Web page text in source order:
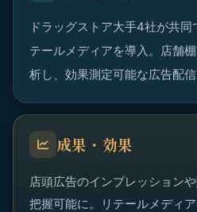
ドラッグストア大手4社が共
テールメディアを導入。店舗
析し、効果測定可能な広告配信
成果・効果
店頭広告のインプレッション
把握可能に。リテールメディ